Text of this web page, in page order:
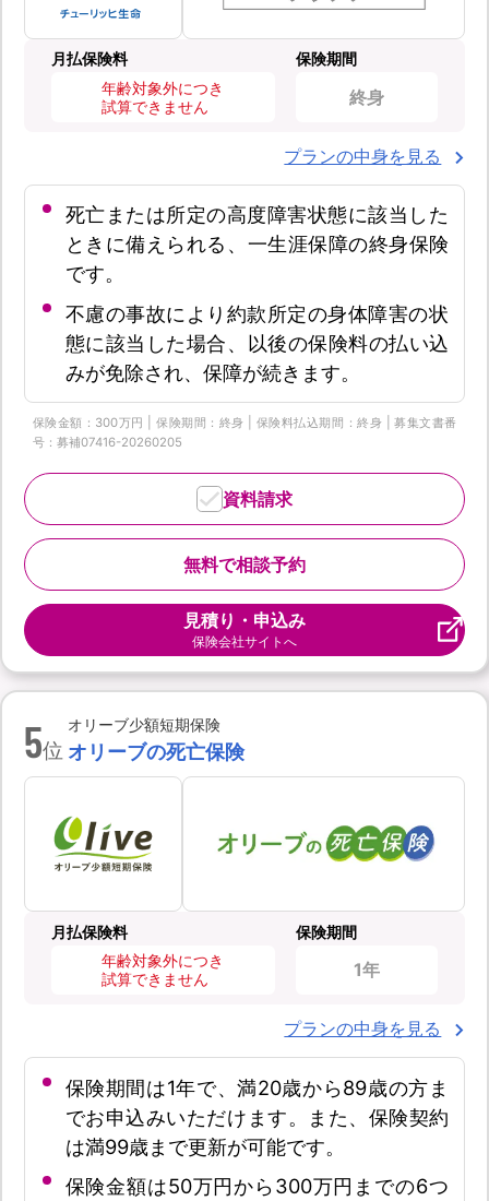
月払保険料
年齢対象外につき
試算できません
保険期間
終身
プランの中身を見る
死亡または所定の高度障害状態に該当した
ときに備えられる、一生涯保障の終身保険
です。
不慮の事故により約款所定の身体障害の状
態に該当した場合、以後の保険料の払い込
みが免除され、保障が続きます。
保険金額：300万円 | 保険期間：終身 | 保険料払込期間：終身 | 募集文書番
号：募補07416-20260205
無料で相談予約
資料請求
見積り・申込み
保険会社サイトへ
5位
オリーブ少額短期保険
オリーブの死亡保険
月払保険料
年齢対象外につき
試算できません
保険期間
1年
プランの中身を見る
保険期間は1年で、満20歳から89歳の方ま
でお申込みいただけます。また、保険契約
は満99歳まで更新が可能です。
保険金額は50万円から300万円までの6つ